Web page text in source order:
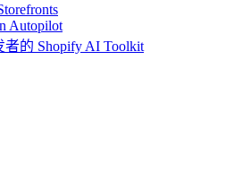
Autopilot
者的 Shopify AI Toolkit